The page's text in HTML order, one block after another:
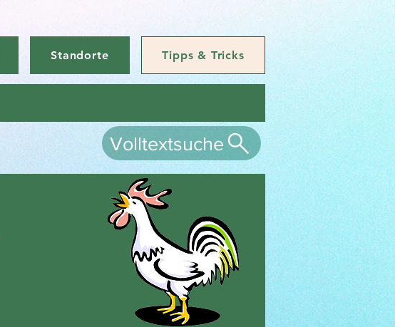
Standorte Tipps & Tricks
Volltextsuche